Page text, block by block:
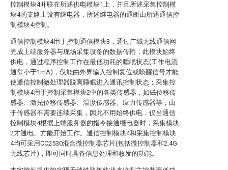
控制模块4并联在所述供电模块1上，并且所述采集控制模
块4的支路上设有继电器，所述继电器的通断由所述通信控
制模块4控制。
通信控制模块4用于控制通信模块3，通过广域无线通信网
完成上端服务器与现场采集设备的数据传输，此模块始终
供电，通过程序控制工作在最低功耗的睡眠状态(工作电流
通常小于1mA)，仅能由外界输入控制复位或唤醒信号才能
使通信控制微处理器脱离睡眠进入通讯控制状态；采集控
制模块4用于控制采集模块2中的各类传感器，如磁位移传
感器、激光位移传感器、温度传感器、应力传感器等，由
于传感器不需要连续采集，因此不用始终供电，仅当通信
控制模块4根据上端服务器的指令接通继电器时，采集模块
2才通电、方能开始工作。通信控制模块4和采集控制模块
4均可采用CC2530混合微控制器芯片(包括微控制器和2.4G
无线芯片)，即可同时具备信息处理和收发的功能。